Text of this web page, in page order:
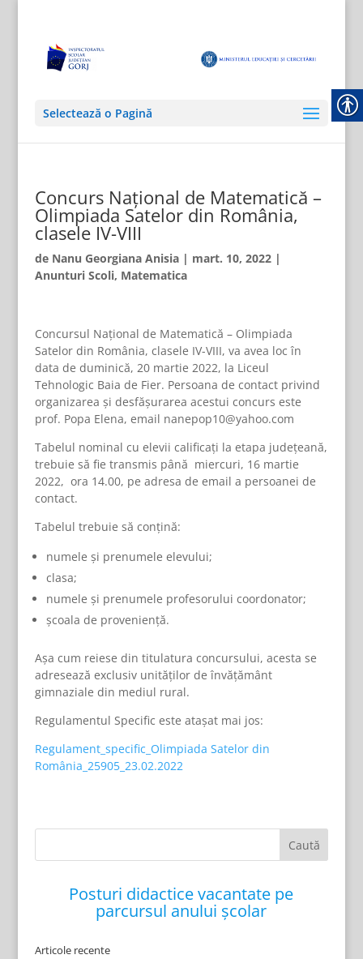
Selectează o Pagină
Concurs Național de Matematică –
Olimpiada Satelor din România,
clasele IV-VIII
de Nanu Georgiana Anisia| mart. 10, 2022|
Anunturi Scoli, Matematica
Concursul Național de Matematică – Olimpiada
Satelor din România, clasele IV-VIII, va avea loc în
data de duminică, 20 martie 2022, la Liceul
Tehnologic Baia de Fier. Persoana de contact privind
organizarea și desfășurarea acestui concurs este
prof. Popa Elena, email nanepop10@yahoo.com
Tabelul nominal cu elevii calificați la etapa județeană,
trebuie să fie transmis până miercuri, 16 martie
2022, ora 14.00, pe adresa de email a persoanei de
contact.
Tabelul trebuie să conțină:
numele și prenumele elevului;
clasa;
numele și prenumele profesorului coordonator;
școala de proveniență.
Așa cum reiese din titulatura concursului, acesta se
adresează exclusiv unităților de învățământ
gimnaziale din mediul rural.
Regulamentul Specific este atașat mai jos:
Regulament_specific_Olimpiada Satelor din
România_25905_23.02.2022
Posturi didactice vacantate pe
parcursul anului școlar
Articole recente